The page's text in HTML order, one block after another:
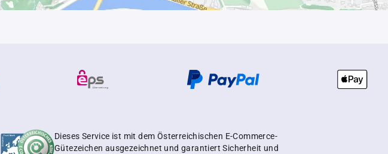
Dieses Service ist mit dem Österreichischen E-Commerce-
Gütezeichen ausgezeichnet und garantiert Sicherheit und